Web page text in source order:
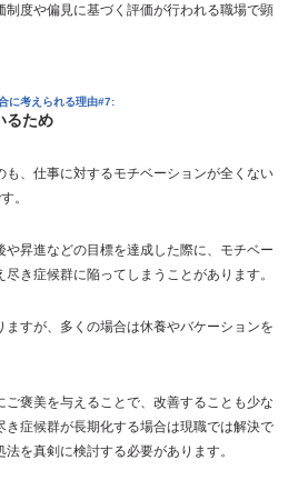
制度や偏見に基づく評価が行われる職場で顕
に考えられる理由#7:
るため
、仕事に対するモチベーションが全くない
。
や昇進などの目標を達成した際に、モチベー
き症候群に陥ってしまうことがあります。
すが、多くの場合は休養やバケーションを
褒美を与えることで、改善することも少な
き症候群が長期化する場合は現職では解決で
を真剣に検討する必要があります。